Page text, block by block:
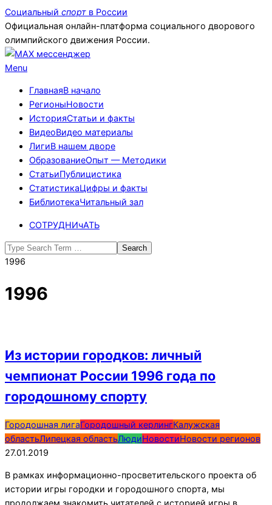
Skip
to
content
Социальный спорт в России
Официальная онлайн-платформа социального дворового
олимпийского движения России.
Primary
Menu
Menu
ГлавнаяВ начало
РегионыНовости
ИсторияСтатьи и факты
ВидеоВидео материалы
ЛигиВ нашем дворе
ОбразованиеОпыт — Методики
СтатьиПублицистика
СтатистикаЦифры и факты
БиблиотекаЧитальный зал
СОТРУДНИчАТЬ
Search
1996
1996
Из истории городков: личный
чемпионат России 1996 года по
городошному спорту
2019-
01-
27
Городошная лигаГородошный керлингКалужская
областьЛипецкая областьЛюдиНовостиНовости регионов
27.01.2019
В рамках информационно-просветительского проекта об
истории игры городки и городошного спорта, мы
продолжаем знакомить читателей с историей игры в